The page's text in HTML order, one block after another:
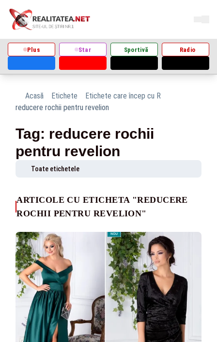
Plus Star Sportivă Radio
Acasă Etichete
Etichete care încep cu R
reducere rochii pentru revelion
Tag: reducere rochii
pentru revelion
Toate etichetele
ARTICOLE CU ETICHETA "REDUCERE
ROCHII PENTRU REVELION"